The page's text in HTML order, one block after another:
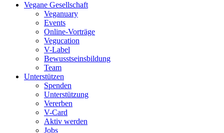
Vegane Gesellschaft
Veganuary
Events
Online-Vorträge
Vegucation
V-Label
Bewusstseinsbildung
Team
Unterstützen
Spenden
Unterstützung
Vererben
V-Card
Aktiv werden
Jobs